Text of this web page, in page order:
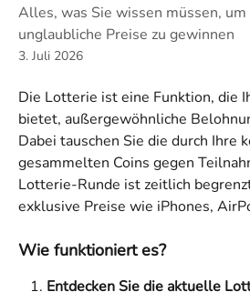
Alles, was Sie wissen müssen,
unglaubliche Preise zu gewinnen
3. Juli 2026
Die Lotterie ist eine Funktion, die
bietet, außergewöhnliche
Dabei tauschen Sie die durch Ihre
gesammelten Coins gegen
Lotterie-Runde ist zeitlich
exklusive Preise wie iPhones,
Wie funktioniert es?
Entdecken Sie die aktuelle